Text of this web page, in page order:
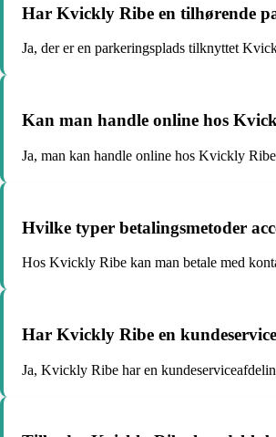
Har Kvickly Ribe en tilhørende
Ja, der er en parkeringsplads tilknyttet
Kan man handle online hos
Ja, man kan handle online hos Kvickly
Hvilke typer betalingsmetoder
Hos Kvickly Ribe kan man betale med
Har Kvickly Ribe en
Ja, Kvickly Ribe har en